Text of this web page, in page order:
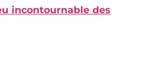
incontournable des